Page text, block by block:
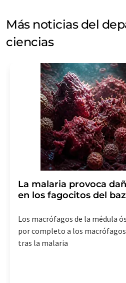
Más noticias del
ciencias
La malaria provoca
en los fagocitos del
Los macrófagos de la médula
por completo a los
tras la malaria